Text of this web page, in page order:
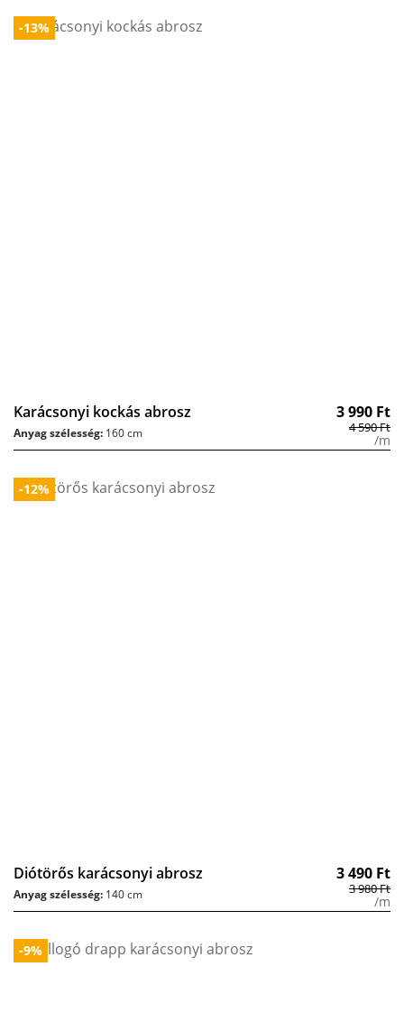
-13%
Karácsonyi kockás abrosz 3 990 Ft
4 590Ft
/m
Anyag szélesség: 160 cm
-12%
Diótörős karácsonyi abrosz 3 490 Ft
3 980Ft
/m
Anyag szélesség: 140 cm
-9%